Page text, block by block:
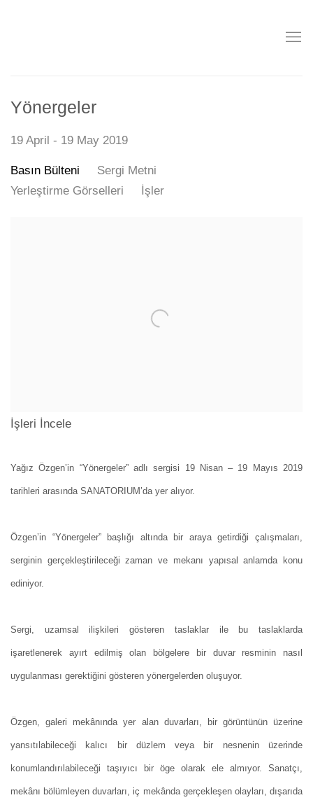
Yönergeler
19 April - 19 May 2019
Basın Bülteni
Sergi Metni
Yerleştirme Görselleri
İşler
İşleri İncele
Yağız Özgen’in “Yönergeler” adlı sergisi 19 Nisan – 19 Mayıs 2019
tarihleri arasında SANATORIUM’da yer alıyor.
Özgen’in “Yönergeler” başlığı altında bir araya getirdiği çalışmaları,
serginin gerçekleştirileceği zaman ve mekanı yapısal anlamda konu
ediniyor.
Sergi, uzamsal ilişkileri gösteren taslaklar ile bu taslaklarda
işaretlenerek ayırt edilmiş olan bölgelere bir duvar resminin nasıl
uygulanması gerektiğini gösteren yönergelerden oluşuyor.
Özgen, galeri mekânında yer alan duvarları, bir görüntünün üzerine
yansıtılabileceği kalıcı bir düzlem veya bir nesnenin üzerinde
konumlandırılabileceği taşıyıcı bir öge olarak ele almıyor. Sanatçı,
mekânı bölümleyen duvarları, iç mekânda gerçekleşen olayları, dışarıda